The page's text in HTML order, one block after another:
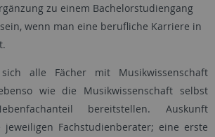
zu einem Bachelorstudiengang
wenn man eine berufliche Karriere in
alle Fächer mit Musikwissenschaft
wie die Musikwissenschaft selbst
bereitstellen. Auskunft
Fachstudienberater; eine erste